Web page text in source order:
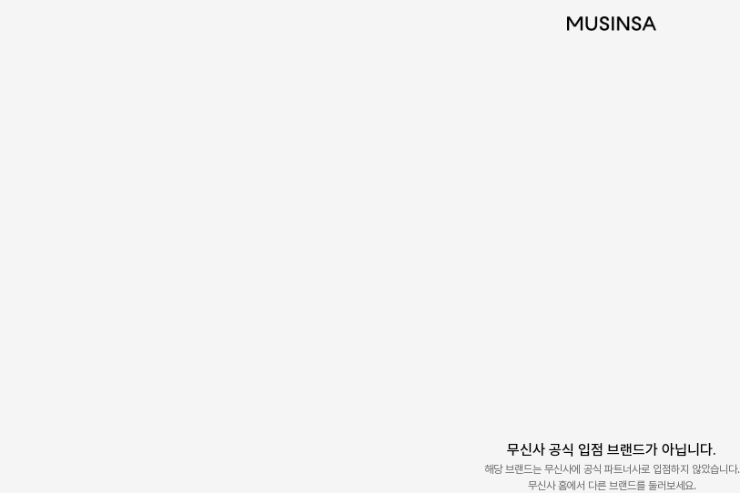
무신사 공식 입점 브랜드가 아닙니다.
해당 브랜드는 무신사에 공식 파트너사로 입점하지 않았습니다.
무신사 홈에서 다른 브랜드를 둘러보세요.